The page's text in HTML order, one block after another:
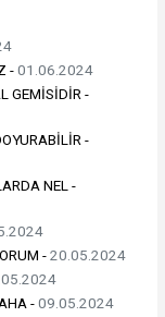
-01.06.2024
GEMİSİDİR -
-
NEL -
-20.05.2024
-09.05.2024